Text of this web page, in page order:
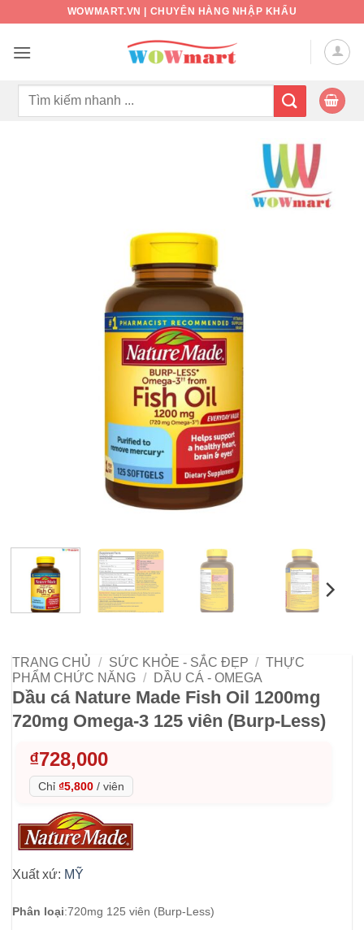
nội
WOWMART.VN | CHUYÊN HÀNG NHẬP KHẨU
Tìm
TRANG CHỦ / SỨC KHỎE - SẮC ĐẸP / THỰC
PHẨM CHỨC NĂNG / DẦU CÁ - OMEGA
Dầu cá Nature Made Fish Oil 1200mg
720mg Omega-3 125 viên (Burp-Less)
₫728,000
Chỉ ₫5,800 / viên
Xuất xứ: MỸ
Phân loại:720mg 125 viên (Burp-Less)